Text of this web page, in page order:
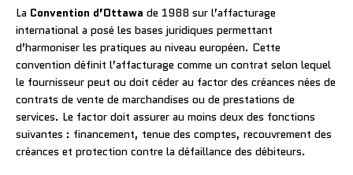
La Convention d’Ottawa de 1988 sur l’affacturage
international a posé les bases juridiques permettant
d’harmoniser les pratiques au niveau européen. Cette
convention définit l’affacturage comme un contrat selon lequel
le fournisseur peut ou doit céder au factor des créances nées de
contrats de vente de marchandises ou de prestations de
services. Le factor doit assurer au moins deux des fonctions
suivantes : financement, tenue des comptes, recouvrement des
créances et protection contre la défaillance des débiteurs.